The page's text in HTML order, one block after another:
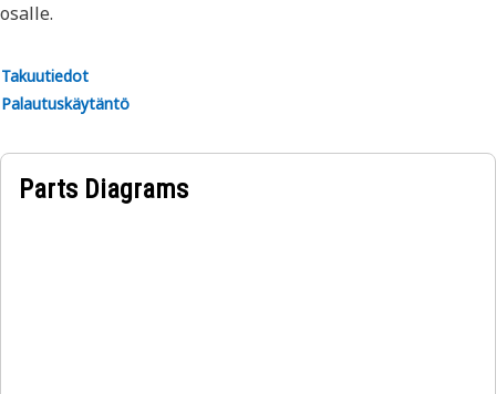
osalle.
Takuutiedot
Palautuskäytäntö
Parts Diagrams